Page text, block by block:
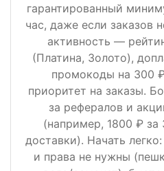
гарантированный
час, даже если заказов
активность —
(Платина, Золото),
промокоды на 300
приоритет на заказы.
за рефералов и
(например, 1800 ₽ за
доставки). Начать
и права не нужны